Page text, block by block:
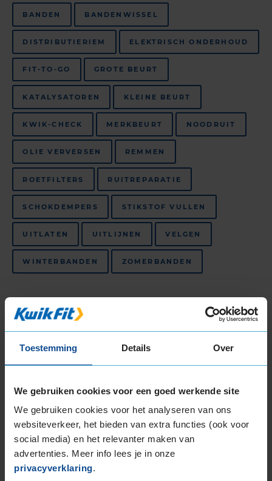
Toestemming Details Over
We gebruiken cookies voor een goed werkende site
We gebruiken cookies voor het analyseren van ons
websiteverkeer, het bieden van extra functies (ook voor
social media) en het relevanter maken van
advertenties. Meer info lees je in onze
privacyverklaring.
BANDEN BANDENWISSEL
DISTRIBUTIERIEM ELEKTRISCH ONDERHOUD
FIT-TO-GO GROTE BEURT
KATALYSATOREN KLEINE BEURT
KWIK-CHECK MERKBEURT NOODRUIT
OLIE VERVERSEN REMMEN
ROETFILTERS RUITREPARATIE
SCHOKDEMPERS STIKSTOF VULLEN
UITLATEN UITLIJNEN VELGEN
WINTERBANDEN ZOMERBANDEN
beschikbaar bij andere filialen
FIETSBANDENSERVICE
Bekijk al onzeautogarages in de regio Voorburg
KwikFit is de beste keus voorAPK in Voorburg,
autobanden in Voorburgenauto-onderhoud in
Voorburg.